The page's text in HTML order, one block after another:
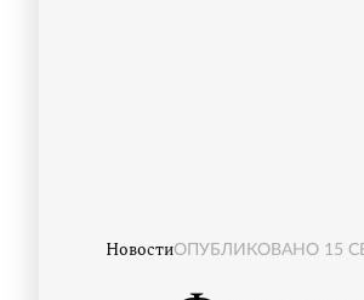
НовостиОПУБЛИКОВАНО 15